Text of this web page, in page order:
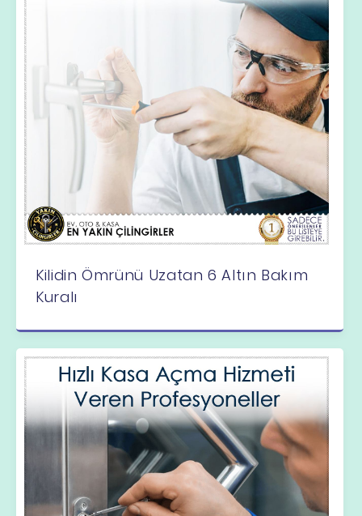
Kilidin Ömrünü Uzatan 6 Altın Bakım
Kuralı